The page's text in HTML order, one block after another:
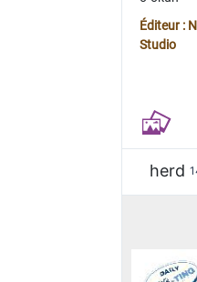
Éditeur :
Studio
herd